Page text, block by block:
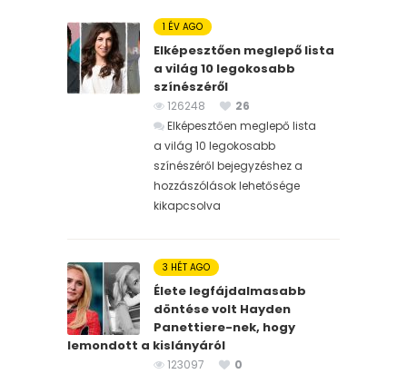
1 ÉV AGO
Elképesztően meglepő lista
a világ 10 legokosabb
színészéről
126248
26
Elképesztően meglepő lista
a világ 10 legokosabb
színészéről bejegyzéshez a
hozzászólások lehetősége
kikapcsolva
3 HÉT AGO
Élete legfájdalmasabb
döntése volt Hayden
Panettiere-nek, hogy
lemondott a kislányáról
123097
0